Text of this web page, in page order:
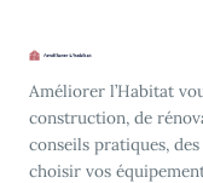
Améliorer l’Habitat
construction, de
conseils pratiques,
choisir vos